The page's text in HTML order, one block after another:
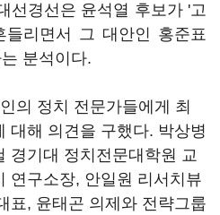
선경선은 윤석열 후보가 '고
리면서 그 대안인 홍준표
분석이다.
의 정치 전문가들에게 최
대해 의견을 구했다. 박상병
경기대 정치전문대학원 교
연구소장, 안일원 리서치뷰
표, 윤태곤 의제와 전략그룹